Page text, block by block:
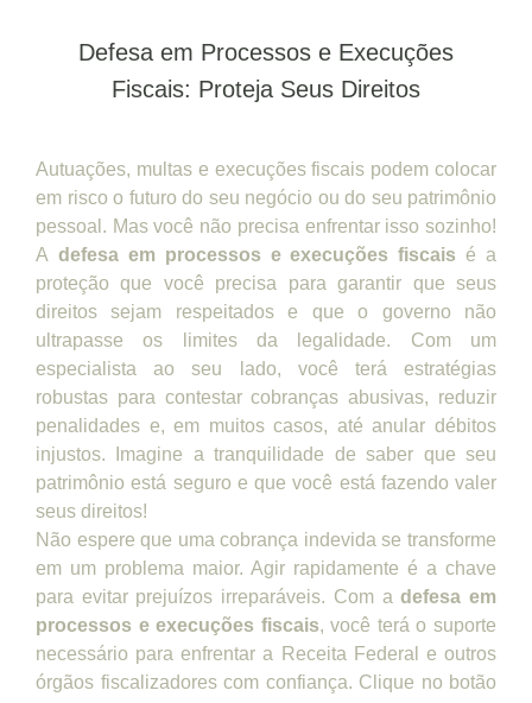
Defesa em Processos e Execuções
Fiscais: Proteja Seus Direitos
Autuações, multas e execuções fiscais podem colocar
em risco o futuro do seu negócio ou do seu patrimônio
pessoal. Mas você não precisa enfrentar isso sozinho!
A defesa em processos e execuções fiscais é a
proteção que você precisa para garantir que seus
direitos sejam respeitados e que o governo não
ultrapasse os limites da legalidade. Com um
especialista ao seu lado, você terá estratégias
robustas para contestar cobranças abusivas, reduzir
penalidades e, em muitos casos, até anular débitos
injustos. Imagine a tranquilidade de saber que seu
patrimônio está seguro e que você está fazendo valer
seus direitos!
Não espere que uma cobrança indevida se transforme
em um problema maior. Agir rapidamente é a chave
para evitar prejuízos irreparáveis. Com adefesa em
processos e execuções fiscais, você terá o suporte
necessário para enfrentar a Receita Federal e outros
órgãos fiscalizadores com confiança. Clique no botão